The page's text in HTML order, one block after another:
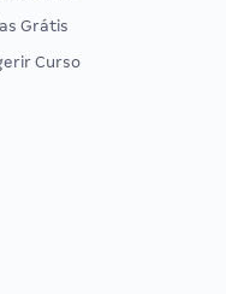
Grátis
Curso